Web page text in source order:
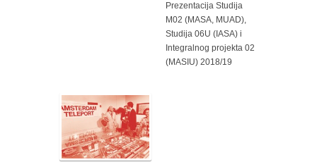
Prezentacija Studija
M02 (MASA, MUAD),
Studija 06U (IASA) i
Integralnog projekta 02
(MASIU) 2018/19